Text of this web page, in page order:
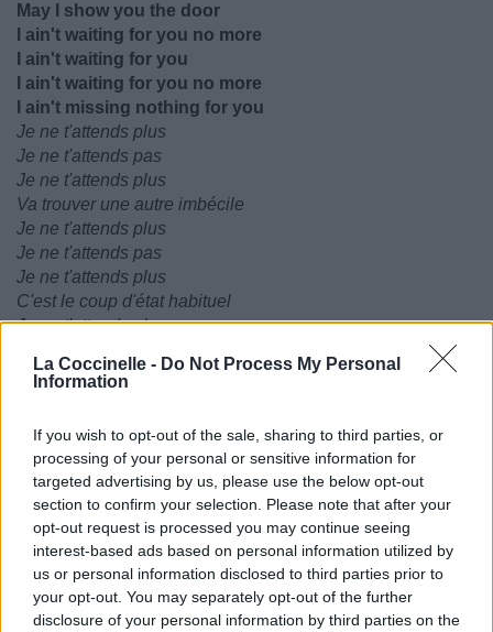
La Coccinelle - Do Not Process My Personal
Information
If you wish to opt-out of the sale, sharing to third parties, or
processing of your personal or sensitive information for
targeted advertising by us, please use the below opt-out
section to confirm your selection. Please note that after your
opt-out request is processed you may continue seeing
interest-based ads based on personal information utilized by
us or personal information disclosed to third parties prior to
your opt-out. You may separately opt-out of the further
disclosure of your personal information by third parties on the
May I show you the door
I ain't waiting for you no more
I ain't waiting for you
I ain't waiting for you no more
I ain't missing nothing for you
Je ne t'attends plus
Je ne t'attends pas
Je ne t'attends plus
Va trouver une autre imbécile
Je ne t'attends plus
Je ne t'attends pas
Je ne t'attends plus
C'est le coup d'état habituel
Je ne t'attends plus
Je ne t'attends plus
Je ne t'attends pas
Je ne t'attends plus
Je ne manque rien pour toi